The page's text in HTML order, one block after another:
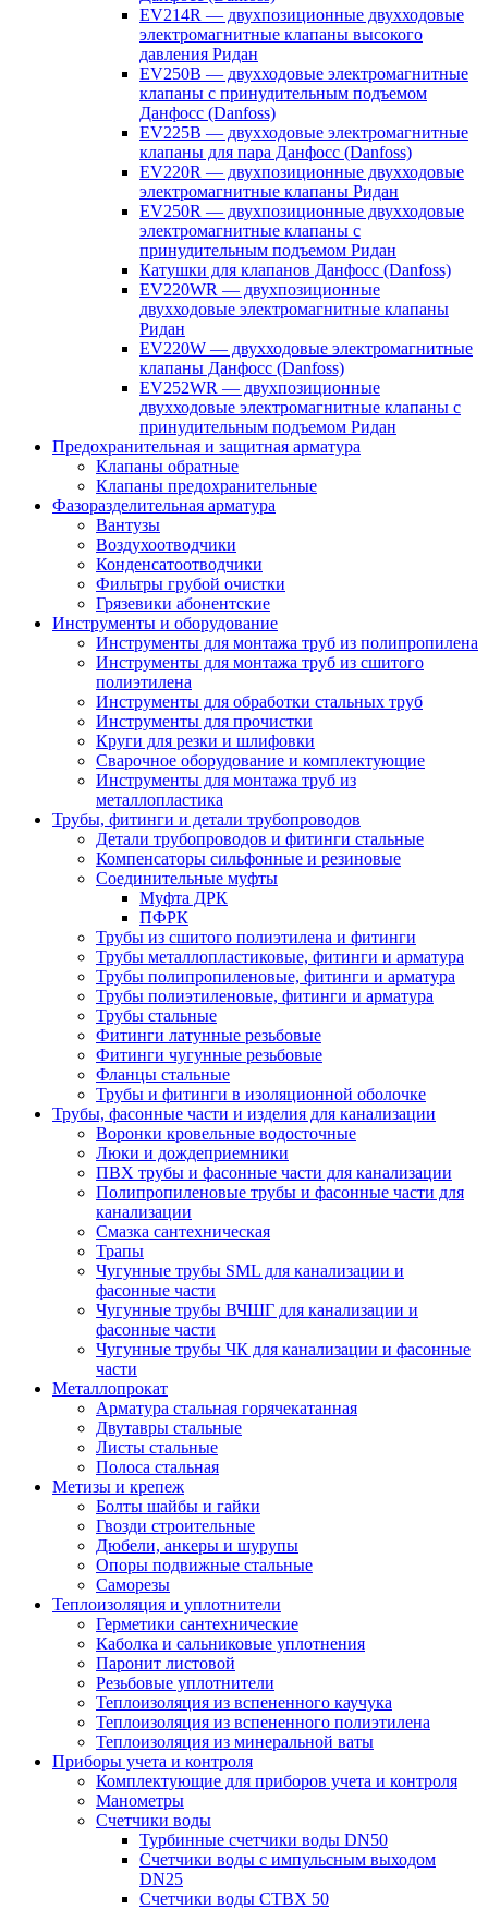
EV214R — двухпозиционные двухходовые
электромагнитные клапаны высокого
давления Ридан
EV250B — двухходовые электромагнитные
клапаны с принудительным подъемом
Данфосс (Danfoss)
EV225B — двухходовые электромагнитные
клапаны для пара Данфосс (Danfoss)
EV220R — двухпозиционные двухходовые
электромагнитные клапаны Ридан
EV250R — двухпозиционные двухходовые
электромагнитные клапаны с
принудительным подъемом Ридан
Катушки для клапанов Данфосс (Danfoss)
EV220WR — двухпозиционные
двухходовые электромагнитные клапаны
Ридан
EV220W — двухходовые электромагнитные
клапаны Данфосс (Danfoss)
EV252WR — двухпозиционные
двухходовые электромагнитные клапаны с
принудительным подъемом Ридан
Предохранительная и защитная арматура
Клапаны обратные
Клапаны предохранительные
Фазоразделительная арматура
Вантузы
Воздухоотводчики
Конденсатоотводчики
Фильтры грубой очистки
Грязевики абонентские
Инструменты и оборудование
Инструменты для монтажа труб из полипропилена
Инструменты для монтажа труб из сшитого
полиэтилена
Инструменты для обработки стальных труб
Инструменты для прочистки
Круги для резки и шлифовки
Сварочное оборудование и комплектующие
Инструменты для монтажа труб из
металлопластика
Трубы, фитинги и детали трубопроводов
Детали трубопроводов и фитинги стальные
Компенсаторы сильфонные и резиновые
Соединительные муфты
Муфта ДРК
ПФРК
Трубы из сшитого полиэтилена и фитинги
Трубы металлопластиковые, фитинги и арматура
Трубы полипропиленовые, фитинги и арматура
Трубы полиэтиленовые, фитинги и арматура
Трубы стальные
Фитинги латунные резьбовые
Фитинги чугунные резьбовые
Фланцы стальные
Трубы и фитинги в изоляционной оболочке
Трубы, фасонные части и изделия для канализации
Воронки кровельные водосточные
Люки и дождеприемники
ПВХ трубы и фасонные части для канализации
Полипропиленовые трубы и фасонные части для
канализации
Смазка сантехническая
Трапы
Чугунные трубы SML для канализации и
фасонные части
Чугунные трубы ВЧШГ для канализации и
фасонные части
Чугунные трубы ЧК для канализации и фасонные
части
Металлопрокат
Арматура стальная горячекатанная
Двутавры стальные
Листы стальные
Полоса стальная
Метизы и крепеж
Болты шайбы и гайки
Гвозди строительные
Дюбели, анкеры и шурупы
Опоры подвижные стальные
Саморезы
Теплоизоляция и уплотнители
Герметики сантехнические
Каболка и сальниковые уплотнения
Паронит листовой
Резьбовые уплотнители
Теплоизоляция из вспененного каучука
Теплоизоляция из вспененного полиэтилена
Теплоизоляция из минеральной ваты
Приборы учета и контроля
Комплектующие для приборов учета и контроля
Манометры
Счетчики воды
Турбинные счетчики воды DN50
Счетчики воды с импульсным выходом
DN25
Счетчики воды СТВХ 50